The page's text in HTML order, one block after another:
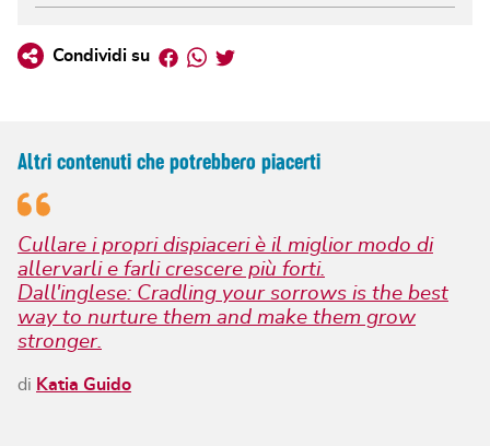
Condividi su Facebook
Whatsapp
Twitter
Altri contenuti che potrebbero piacerti
Cullare i propri dispiaceri è il miglior modo di
allervarli e farli crescere più forti.
Dall'inglese: Cradling your sorrows is the best
way to nurture them and make them grow
stronger.
di Katia Guido